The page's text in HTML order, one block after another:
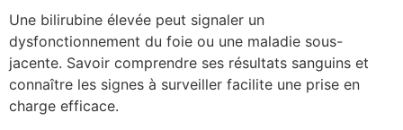
Une bilirubine élevée peut signaler un
dysfonctionnement du foie ou une maladie sous-
jacente. Savoir comprendre ses résultats sanguins et
connaître les signes à surveiller facilite une prise en
charge efficace.